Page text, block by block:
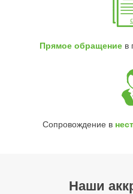
Прямое обращениев
Сопровождение в
Наши